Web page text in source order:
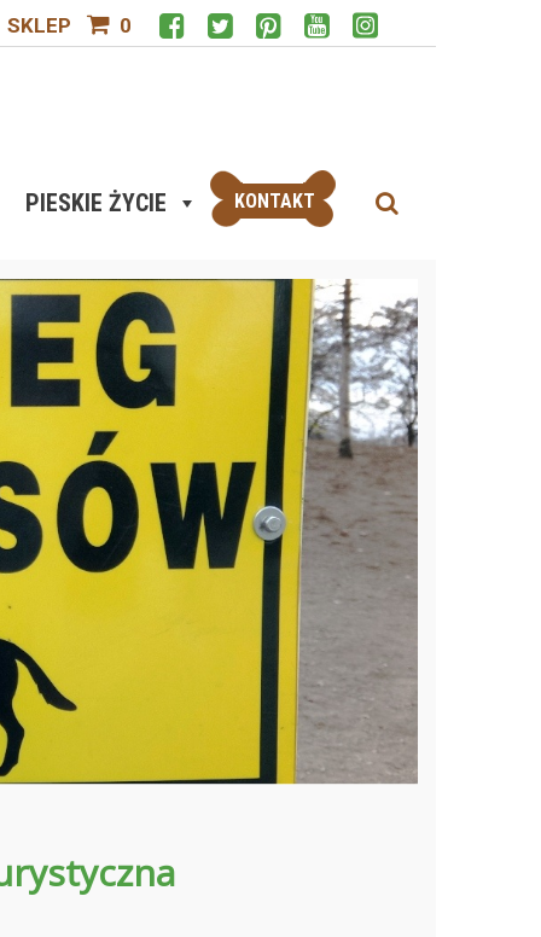
SKLEP 0
PIESKIE ŻYCIE KONTAKT